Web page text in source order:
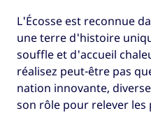
L'Écosse est reconnue
une terre d'histoire
souffle et d'accueil
réalisez peut-être pas
nation innovante,
son rôle pour relever